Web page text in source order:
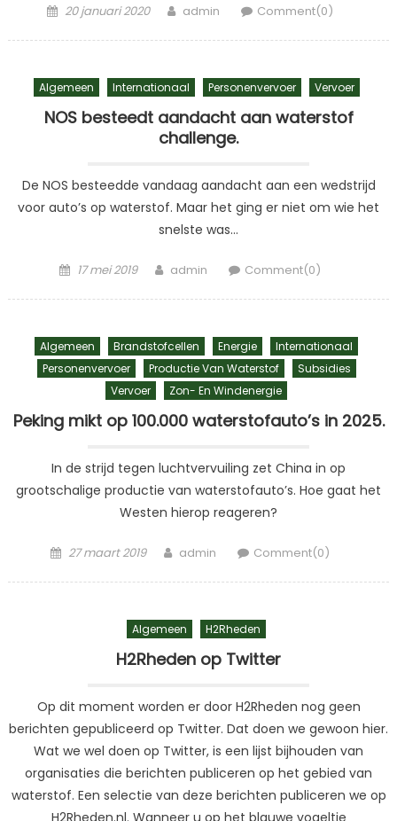
Posted
20 januari 2020 Author
admin Comment(0)
Algemeen Internationaal Personenvervoer Vervoer
NOS besteedt aandacht aan waterstof
challenge.
De NOS besteedde vandaag aandacht aan een wedstrijd
voor auto’s op waterstof. Maar het ging er niet om wie het
snelste was…
Posted
17 mei 2019 Author
admin Comment(0)
Algemeen Brandstofcellen Energie
Internationaal
Personenvervoer
Productie Van Waterstof
Subsidies
Vervoer
Zon- En Windenergie
Peking mikt op 100.000 waterstofauto’s in 2025.
In de strijd tegen luchtvervuiling zet China in op
grootschalige productie van waterstofauto’s. Hoe gaat het
Westen hierop reageren?
Posted
27 maart 2019 Author
admin Comment(0)
Algemeen H2Rheden
H2Rheden op Twitter
Op dit moment worden er door H2Rheden nog geen
berichten gepubliceerd op Twitter. Dat doen we gewoon hier.
Wat we wel doen op Twitter, is een lijst bijhouden van
organisaties die berichten publiceren op het gebied van
waterstof. Een selectie van deze berichten publiceren we op